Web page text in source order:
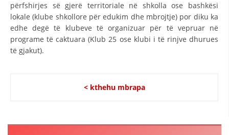
DREJTA NDERKOMBETARE HUMANITARE
PROMOVIMI I VLERAVE HUMANE
SI TË JEPNI DONACIONE
përfshirjes së gjerë territoriale në shkolla ose bashkësi
lokale (klube shkollore për edukim dhe mbrojtje) por diku ka
edhe degë të klubeve të organizuar për të vepruar në
programe të caktuara (Klub 25 ose klubi i të rinjve dhurues
të gjakut).
< kthehu mbrapa